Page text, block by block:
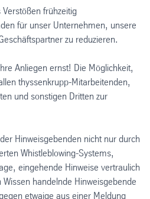
frühzeitig
für unser Unternehmen, unsere
zu reduzieren.
Anliegen ernst! Die Möglichkeit,
thyssenkrupp-Mitarbeitenden,
und sonstigen Dritten zur
Hinweisgebenden nicht nur durch
Whistleblowing-Systems,
eingehende Hinweise vertraulich
handelnde Hinweisgebende
etwaige aus einer Meldung